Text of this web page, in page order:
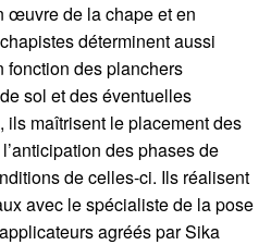
œuvre de la chape et en
déterminent aussi
fonction des planchers
sol et des éventuelles
ils maîtrisent le placement des
des phases de
de celles-ci. Ils réalisent
avec le spécialiste de la pose
agréés par Sika